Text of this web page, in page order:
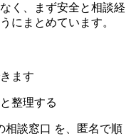
く、まず安全と相談経
にまとめています。
ます
整理する
相談窓口 を、匿名で順